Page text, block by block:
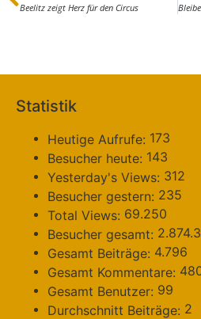
Beelitz zeigt Herz für den Circus
Statistik
Heutige Aufrufe: 173
Besucher heute: 143
Yesterday's Views: 312
Besucher gestern: 235
Total Views: 69.250
Besucher gesamt:
Gesamt Beiträge: 4.796
Gesamt Kommentare:
Gesamt Benutzer: 99
Durchschnitt Beiträge: 2